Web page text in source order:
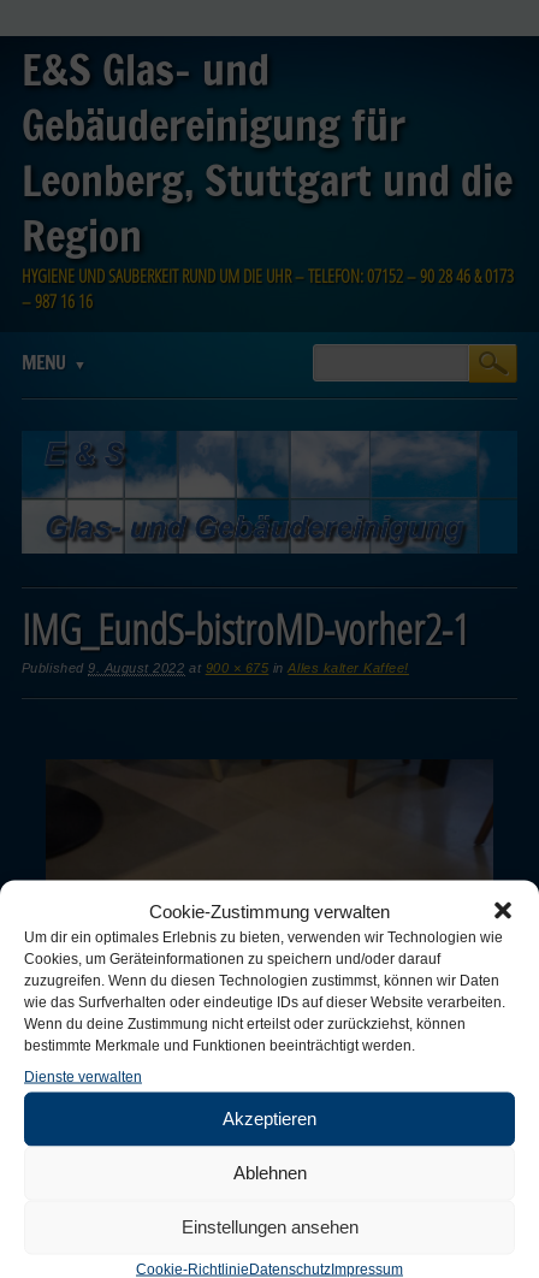
Cookie-Zustimmung verwalten
Um dir ein optimales Erlebnis zu bieten, verwenden wir Technologien wie
Cookies, um Geräteinformationen zu speichern und/oder darauf
zuzugreifen. Wenn du diesen Technologien zustimmst, können wir Daten
wie das Surfverhalten oder eindeutige IDs auf dieser Website verarbeiten.
Wenn du deine Zustimmung nicht erteilst oder zurückziehst, können
bestimmte Merkmale und Funktionen beeinträchtigt werden.
Dienste verwalten
Akzeptieren
Ablehnen
Einstellungen ansehen
Cookie-RichtlinieDatenschutzImpressum
E&S Glas- und
Gebäudereinigung für
Leonberg, Stuttgart und die
Region
HYGIENE UND SAUBERKEIT RUND UM DIE UHR – TELEFON: 07152 – 90 28 46 & 0173
– 987 16 16
Main menu
MENU
IMG_EundS-bistroMD-vorher2-1
Published9. August 2022 at 900 × 675 inAlles kalter Kaffee!
Trackbacks are closed, but you canpost a comment.